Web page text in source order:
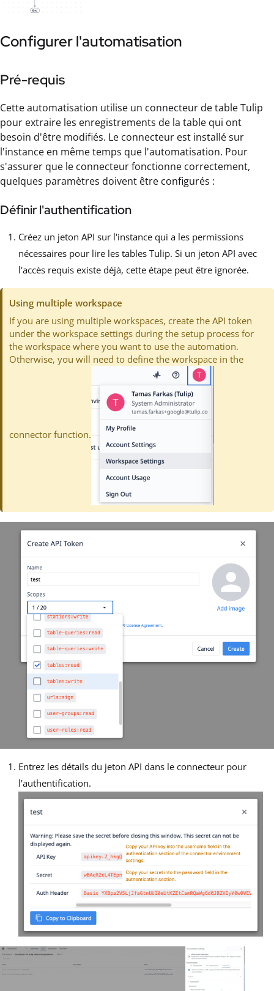
Configurer l'automatisation
Pré-requis
Cette automatisation utilise un connecteur de table Tulip
pour extraire les enregistrements de la table qui ont
besoin d'être modifiés. Le connecteur est installé sur
l'instance en même temps que l'automatisation. Pour
s'assurer que le connecteur fonctionne correctement,
quelques paramètres doivent être configurés :
Définir l'authentification
Créez un jeton API sur l'instance qui a les permissions
nécessaires pour lire les tables Tulip. Si un jeton API avec
l'accès requis existe déjà, cette étape peut être ignorée.
Using multiple workspace
If you are using multiple workspaces, create the API token
under the workspace settings during the setup process for
the workspace where you want to use the automation.
Otherwise, you will need to define the workspace in the
connector function.
Entrez les détails du jeton API dans le connecteur pour
l'authentification.